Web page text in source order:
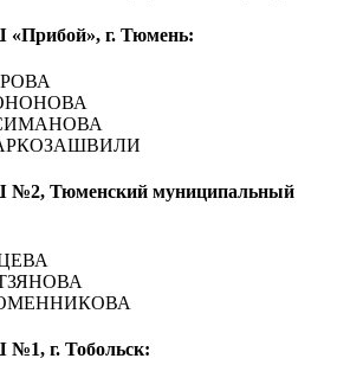
г. Тюмень:
СИМАНОВА
№2, Тюменский муниципальный
г. Тобольск: